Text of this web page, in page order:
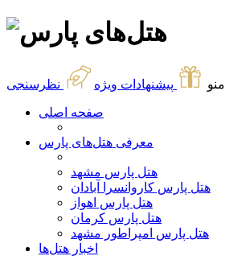
منو پیشنهادات ویژه نظرسنجی
صفحه اصلی
معرفی هتل‌های پارس
هتل پارس مشهد
هتل پارس کاروانسرا آبادان
هتل پارس اهواز
هتل پارس کرمان
هتل پارس امپراطور مشهد
اخبار هتل‌ها